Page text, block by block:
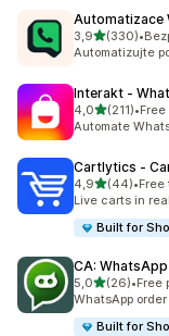
Automatizace
3,9z 5 hvězd
(330)
Celkový počet
•
Automatizujte
Interakt ‑
4,0z 5 hvězd
(211)
Celkový počet
•
Automate
Cartlytics ‑
4,9z 5 hvězd
(44)
Celkový počet
•Free
Live carts in
Built for
CA:
5,0z 5 hvězd
(26)
Celkový počet
•Free
WhatsApp
Built for